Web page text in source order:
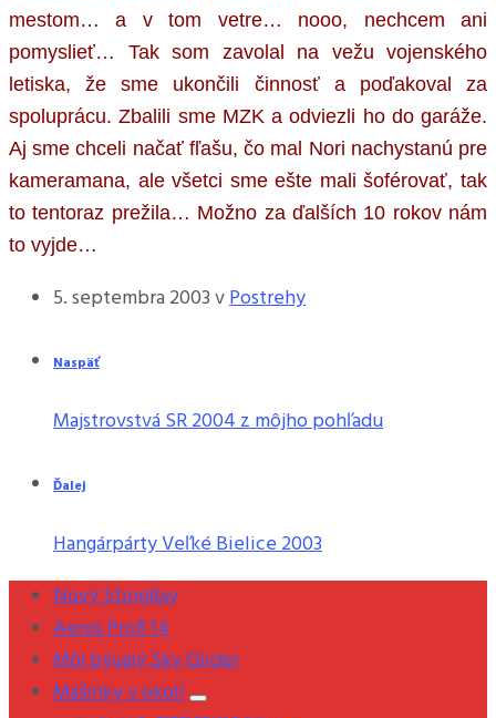
mestom… a v tom vetre… nooo, nechcem ani
pomyslieť… Tak som zavolal na vežu vojenského
letiska, že sme ukončili činnosť a poďakoval za
spoluprácu. Zbalili sme MZK a odviezli ho do garáže.
Aj sme chceli načať fľašu, čo mal Nori nachystanú pre
kameramana, ale všetci sme ešte mali šoférovať, tak
to tentoraz prežila… Možno za ďalších 10 rokov nám
to vyjde…
5. septembra 2003vPostrehy
Naspäť
Majstrovstvá SR 2004 z môjho pohľadu
Ďalej
Hangárpárty Veľké Bielice 2003
Nový StingRay
Aeros Profi 14
Môj bývalý Sky Glider
Mašinky v okolí